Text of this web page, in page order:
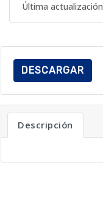
Última actualización
DESCARGAR
Descripción